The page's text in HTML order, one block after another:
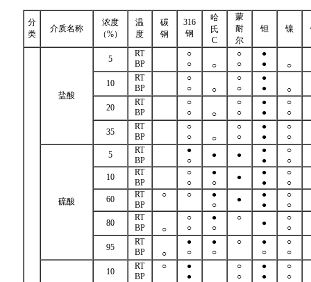
分
类
介质名称
浓度
（%）
温
度
碳
钢
316
钢
哈
氏
C
蒙
耐
尔
钽 镍
盐酸
5
RT
BP
○
○
○
○
○
●
●
○
10
RT
BP
○
○
○
○
○
●
●
○
20
RT
BP
○
○
○
○
○
●
●
○
○
35
RT
BP
○
○
○
○
○
●
●
○
○
硫酸
5
RT
BP
●
○
● ●
●
●
○
○
10
RT
BP
○
○
●
○
●
●
●
○
○
60
RT
BP
○ ○
●
○
●
●
●
○
○
80
RT
BP
○
○
○
●
○
○
●
○
○
95
RT
BP
○
●
○
●
○
○
●
○
○
○
10
RT
BP
○
●
●
○
○
●
●
○
○